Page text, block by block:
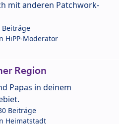
mit anderen Patchwork-
Beiträge
HiPP-Moderator
Region
Papas in deinem
Beiträge
Heimatstadt